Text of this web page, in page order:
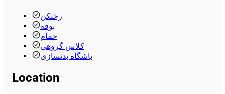
رختکن
بوفه
حمام
کلاس گروهی
باشگاه بدنسازی
Location